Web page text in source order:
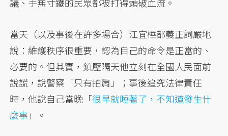
當天（以及事後在許多場合）江宜樺都義正詞嚴地
說：維護秩序很重要，認為自己的命令是正當的、
必要的。但其實，鎮壓隔天他立刻在全國人民面前
說謊，說警察「只有拍肩」；事後追究法律責任
時，他說自己當晚「很早就睡著了，不知道發生什
麼事 」。